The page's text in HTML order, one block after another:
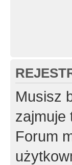
Musisz
zajmuje
Forum